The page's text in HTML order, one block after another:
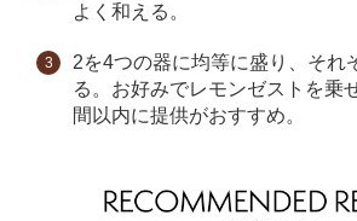
よく和える。
2を4つの器に均等に盛り、それ
る。お好みでレモンゼストを乗
間以内に提供がおすすめ。